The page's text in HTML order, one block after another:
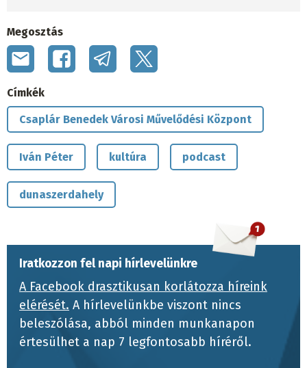
Megosztás
Címkék
Csaplár Benedek Városi Művelődési Központ
Iván Péter kultúra podcast
dunaszerdahely
Iratkozzon fel napi hírlevelünkre
A Facebook drasztikusan korlátozza híreink
elérését. A hírlevelünkbe viszont nincs
beleszólása, abból minden munkanapon
értesülhet a nap 7 legfontosabb híréről.